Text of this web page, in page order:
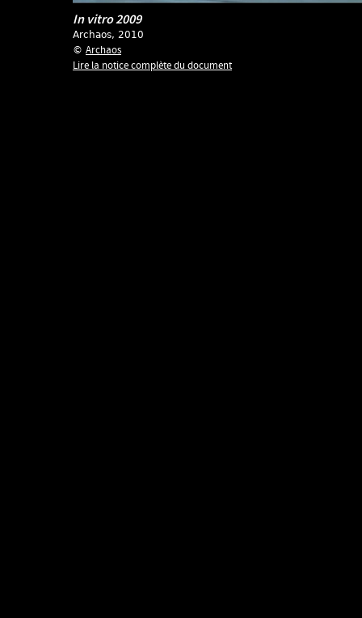
In vitro 2009
Archaos, 2010
© Archaos
Lire la notice complète du document